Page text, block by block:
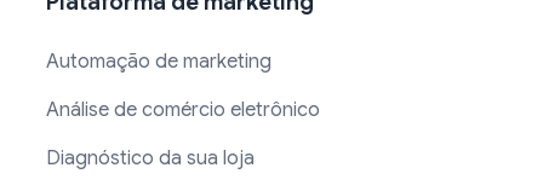
Automação de marketing
Análise de comércio eletrônico
Diagnóstico da sua loja